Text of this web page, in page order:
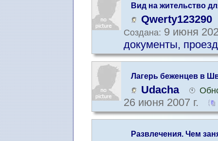
Вид на жительство
Qwerty123290
Создана: 9 июня
документы,
Лагерь беженцев в
Udacha
26 июня 2007 г.
Развлечения. Чем